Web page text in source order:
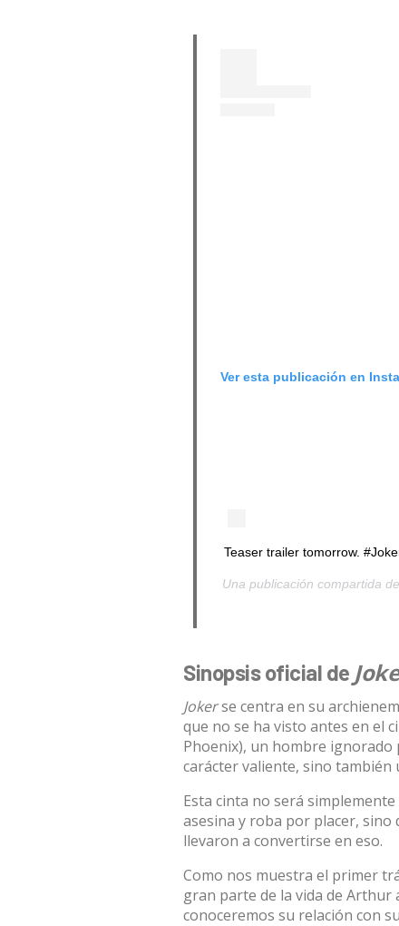
Ver esta publicación en
Teaser trailer tomorrow.
Una publicación compartida de
Sinopsis oficial de
Jokerse centra en su
que no se ha visto antes en el
Phoenix), un hombre ignorado
carácter valiente, sino también
Esta cinta no será
asesina y roba por placer, sino
llevaron a convertirse en eso.
Como nos muestra el primer
gran parte de la vida de Arthur
conoceremos su relación con